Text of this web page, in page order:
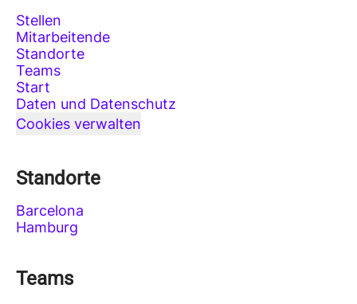
Stellen
Mitarbeitende
Standorte
Teams
Start
Daten und Datenschutz
Cookies verwalten
Standorte
Barcelona
Hamburg
Teams